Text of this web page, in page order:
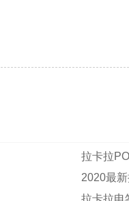
拉卡拉
2020最
拉卡拉电